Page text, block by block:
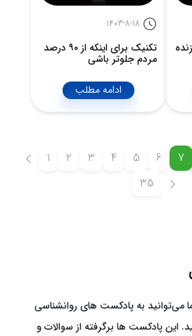
1403-8-18
تکنیک برای اینکه از ۹۰ درصد
مردم جلوتر باشی
ادامه مطلب
1 2 3 4 5 6 7
35
به پادکست های روانشناسی
این پادکست ها برگرفته از سوالات و